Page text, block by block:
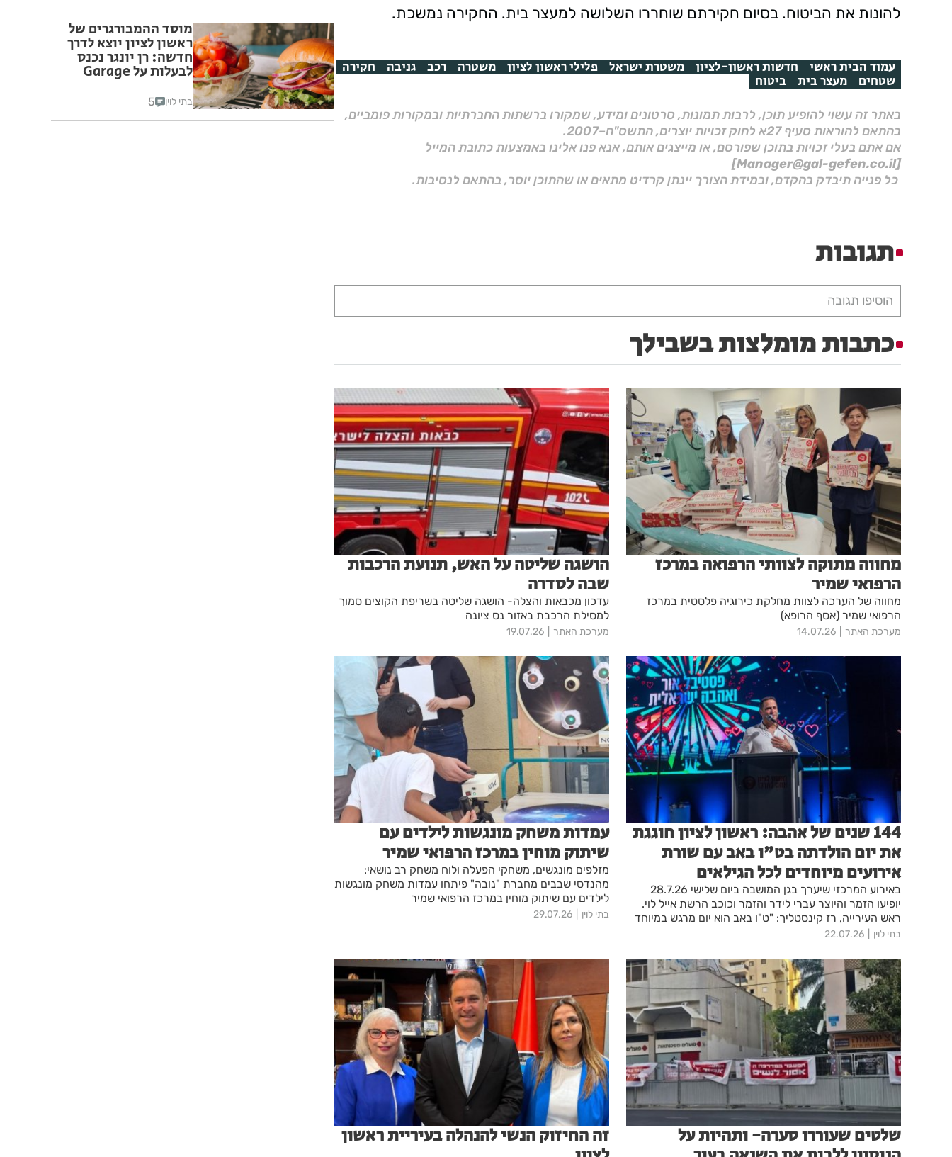
להונות את הביטוח. בסיום חקירתם שוחררו השלושה למעצר בית. החקירה נמשכת.
עמוד הבית ראשי חדשות ראשון-לציון משטרת ישראל פלילי ראשון לציון משטרה רכב גניבה חקירה
שטחים מעצר בית ביטוח
באתר זה עשוי להופיע תוכן, לרבות תמונות, סרטונים ומידע, שמקורו ברשתות החברתיות ובמקורות פומביים,
בהתאם להוראות סעיף 27א לחוק זכויות יוצרים, התשס"ח–2007.
אם אתם בעלי זכויות בתוכן שפורסם, או מייצגים אותם, אנא פנו אלינו באמצעות כתובת המייל
[Manager@gal-gefen.co.il]
כל פנייה תיבדק בהקדם, ובמידת הצורך יינתן קרדיט מתאים או שהתוכן יוסר, בהתאם לנסיבות.
תגובות
הוסיפו תגובה
כתבות מומלצות בשבילך
מחווה מתוקה לצוותי הרפואה במרכז
הרפואי שמיר
מחווה של הערכה לצוות מחלקת כירוגיה פלסטית במרכז
הרפואי שמיר (אסף הרופא)
מערכת האתר 14.07.26
הושגה שליטה על האש, תנועת הרכבות
שבה לסדרה
עדכון מכבאות והצלה- הושגה שליטה בשריפת הקוצים סמוך
למסילת הרכבת באזור נס ציונה
מערכת האתר 19.07.26
144 שנים של אהבה: ראשון לציון חוגגת
את יום הולדתה בט"ו באב עם שורת
אירועים מיוחדים לכל הגילאים
באירוע המרכזי שיערך בגן המושבה ביום שלישי 28.7.26
יופיעו הזמר והיוצר עברי לידר והזמר וכוכב הרשת אייל לוי.
ראש העירייה, רז קינסטליך: "ט"ו באב הוא יום מרגש במיוחד
עבורנו - היום שבו נוסדה העיר האהובה שלנו, ראשון לציון,
בתי לוין 22.07.26
עמדות משחק מונגשות לילדים עם
שיתוק מוחין במרכז הרפואי שמיר
מזלפים מונגשים, משחקי הפעלה ולוח משחק רב נושאי:
מהנדסי שבבים מחברת "נובה" פיתחו עמדות משחק מונגשות
לילדים עם שיתוק מוחין במרכז הרפואי שמיר
בתי לוין 29.07.26
שלטים שעוררו סערה- ותהיות על
זה החיזוק הנשי להנהלה בעיריית ראשון
מוסד ההמבורגרים של
ראשון לציון יוצא לדרך
חדשה: רן יונגר נכנס
לבעלות על Garage
בתי לוין 5